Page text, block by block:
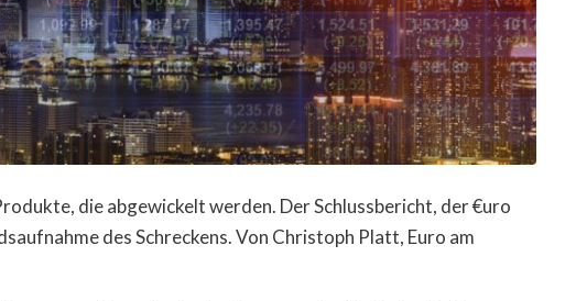
die abgewickelt werden. Der Schlussbericht, der €uro
des Schreckens.Von Christoph Platt, Euro am